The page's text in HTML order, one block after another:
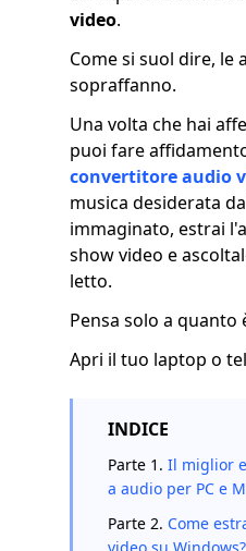
video.
Come si suol dire, le
sopraffanno.
Una volta che hai
puoi fare
convertitore audio
musica desiderata
immaginato, estrai
show video e
letto.
Pensa solo a quanto
Apri il tuo laptop o
INDICE
Parte 1. Il miglior
a audio per PC e
Parte 2. Come